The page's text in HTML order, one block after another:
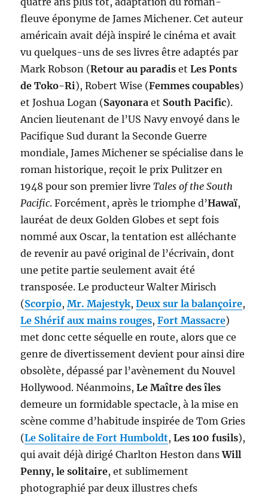
fleuve éponyme de James Michener. Cet auteur
américain avait déjà inspiré le cinéma et avait
vu quelques-uns de ses livres être adaptés par
Mark Robson (Retour au paradiset Les Ponts
de Toko-Ri), Robert Wise (Femmes coupables)
et Joshua Logan (Sayonara et South Pacific).
Ancien lieutenant de l’US Navy envoyé dans le
Pacifique Sud durant la Seconde Guerre
mondiale, James Michener se spécialise dans le
roman historique, reçoit le prix Pulitzer en
1948 pour son premier livreTales of the South
Pacific. Forcément, après le triomphe d’Hawaï,
lauréat de deux Golden Globes et sept fois
nommé aux Oscar, la tentation est alléchante
de revenir au pavé original de l’écrivain, dont
une petite partie seulement avait été
transposée. Le producteur Walter Mirisch
(Scorpio, Mr. Majestyk,Deux sur la balançoire,
Le Shérif aux mains rouges,Fort Massacre)
met donc cette séquelle en route, alors que ce
genre de divertissement devient pour ainsi dire
obsolète, dépassé par l’avènement du Nouvel
Hollywood. Néanmoins,Le Maître des îles
demeure un formidable spectacle, à la mise en
scène comme d’habitude inspirée de Tom Gries
(Le Solitaire de Fort Humboldt,Les 100 fusils),
qui avait déjà dirigé Charlton Heston dansWill
Penny, le solitaire, et sublimement
photographié par deux illustres chefs